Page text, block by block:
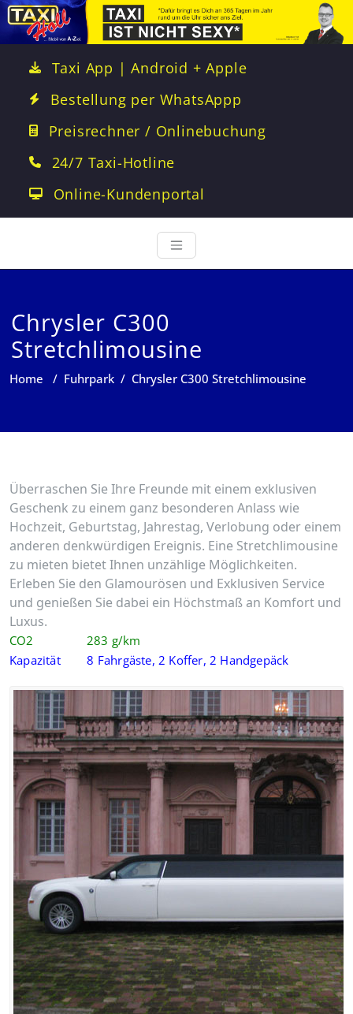
Taxi App | Android + Apple
Bestellung per WhatsAppp
Preisrechner / Onlinebuchung
24/7 Taxi-Hotline
Online-Kundenportal
Chrysler C300
Stretchlimousine
Home / Fuhrpark / Chrysler C300 Stretchlimousine
Überraschen Sie Ihre Freunde mit einem exklusiven
Geschenk zu einem ganz besonderen Anlass wie
Hochzeit, Geburtstag, Jahrestag, Verlobung oder einem
anderen denkwürdigen Ereignis. Eine Stretchlimousine
zu mieten bietet Ihnen unzählige Möglichkeiten.
Erleben Sie den Glamourösen und Exklusiven Service
und genießen Sie dabei ein Höchstmaß an Komfort und
Luxus.
CO2 283 g/km
Kapazität 8 Fahrgäste, 2 Koffer, 2 Handgepäck